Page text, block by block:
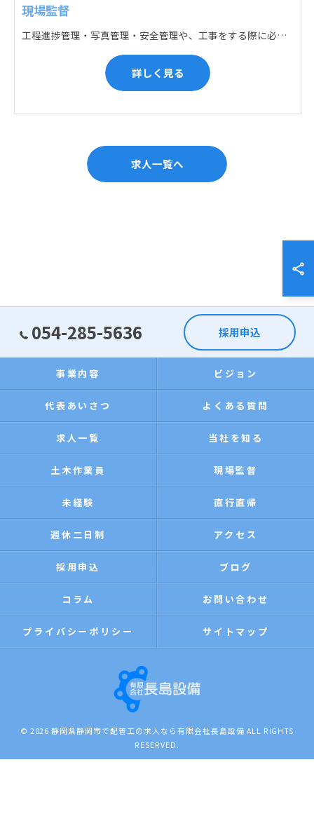
現場監督
工程進捗管理・写真管理・安全管理や、工事をする際に必要な各種書類作成・届出 (申請) などの現場管理業務をお任せします。遅れている箇所のサポートに入るなど、臨機応変な対応が必要になります。
詳しく見る
求人一覧へ
054-285-5636 採用申込
事業内容 ビジョン
代表あいさつ よくある質問
求人一覧 当社を知る
土木作業員 現場監督
未経験 直行直帰
週休二日制 アクセス
採用申込 ブログ
コラム お問い合わせ
プライバシーポリシー サイトマップ
© 2026 静岡県静岡市で配管工の求人なら有限会社長島設備 ALL RIGHTS
RESERVED.